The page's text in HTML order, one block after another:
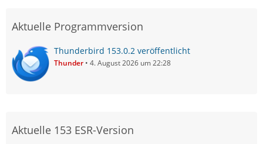
Aktuelle Programmversion
Thunderbird 153.0.2 veröffentlicht
Thunder 4. August 2026 um 22:28
Aktuelle 153 ESR-Version